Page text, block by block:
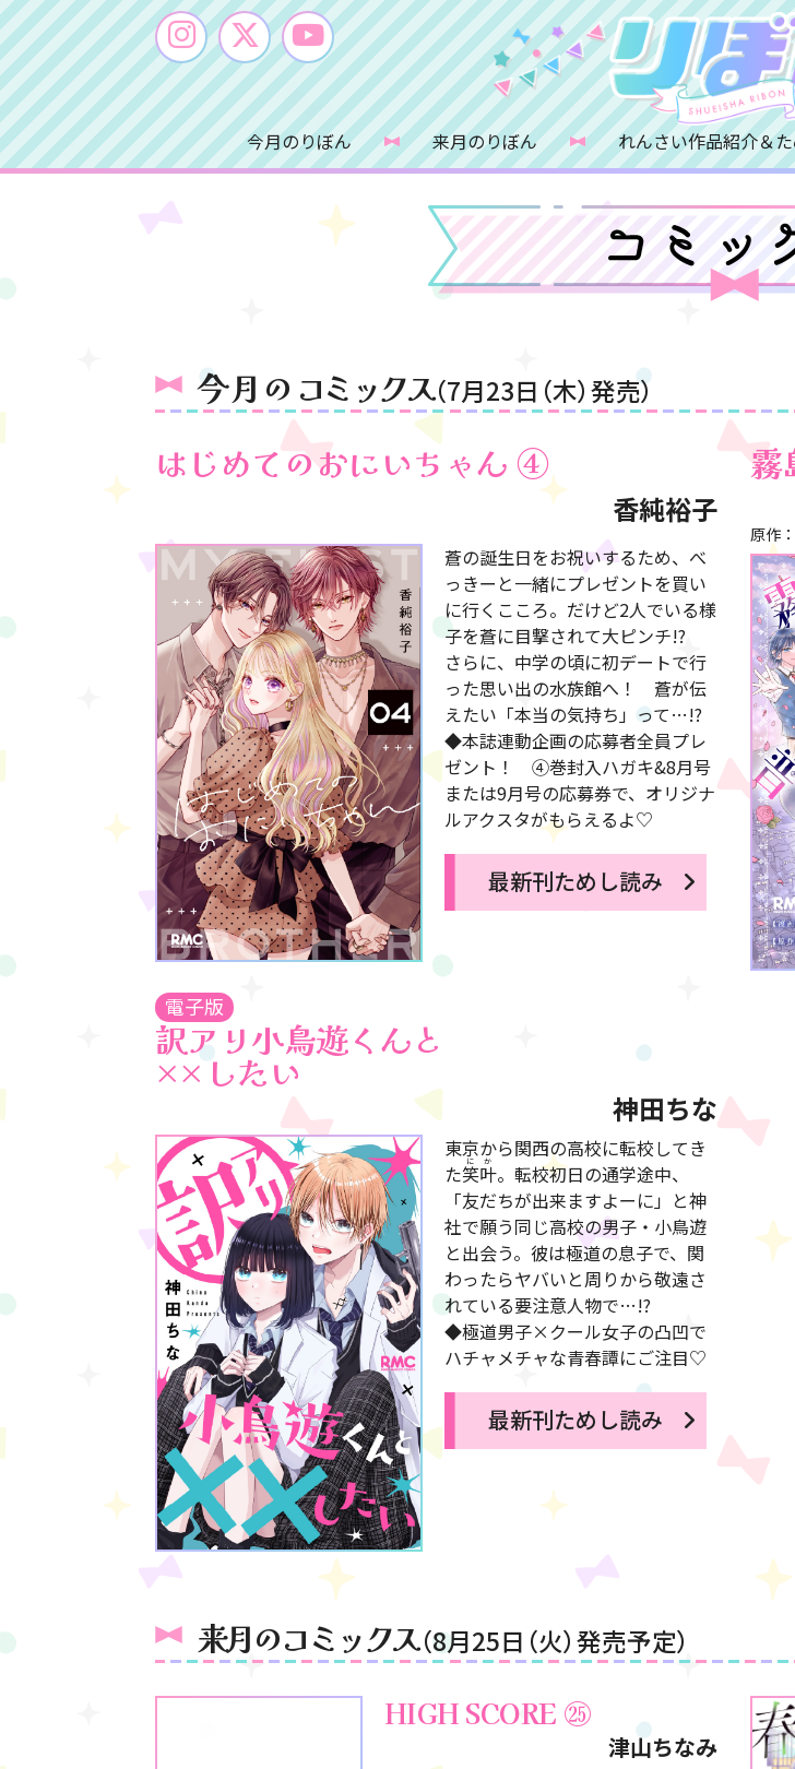
今月のりぼん 来月のりぼん れんさい作品紹介＆
今月の コミックス（7月23日（木）発売）
はじめてのおにいちゃん ④
香純裕子
蒼の誕生日をお祝いするため、べ
っきーと一緒にプレゼントを買い
に行くこころ。だけど2人でいる様
子を蒼に目撃されて大ピンチ!?
さらに、中学の頃に初デートで行
った思い出の水族館へ！ 蒼が伝
えたい「本当の気持ち」って…!?
◆本誌連動企画の応募者全員プレ
ゼント！ ④巻封入ハガキ&8月号
または9月号の応募券で、オリジナ
ルアクスタがもらえるよ♡
最新刊ためし読み
霧
原作
電子版
訳アリ小鳥遊くんと
××したい
神田ちな
東京から関西の高校に転校してき
た笑叶。転校初日の通学途中、
「友だちが出来ますよーに」と神
社で願う同じ高校の男子・小鳥遊
と出会う。彼は極道の息子で、関
わったらヤバいと周りから敬遠さ
れている要注意人物で…!?
◆極道男子×クール女子の凸凹で
ハチャメチャな青春譚にご注目♡
最新刊ためし読み
来月のコミックス（8月25日（火）発売予定）
HIGH SCORE ㉕
津山ちなみ